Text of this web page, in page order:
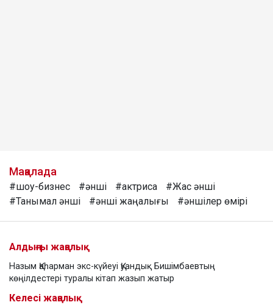
Мақалада
#шоу-бизнес #әнші #актриса
#Жас әнші
#Танымал әнші
#әнші жаңалығы #әншілер өмірі
Алдыңғы жаңалық
Назым Қаһарман экс-күйеуі Қуандық Бишімбаевтың
көңілдестері туралы кітап жазып жатыр
Келесі жаңалық